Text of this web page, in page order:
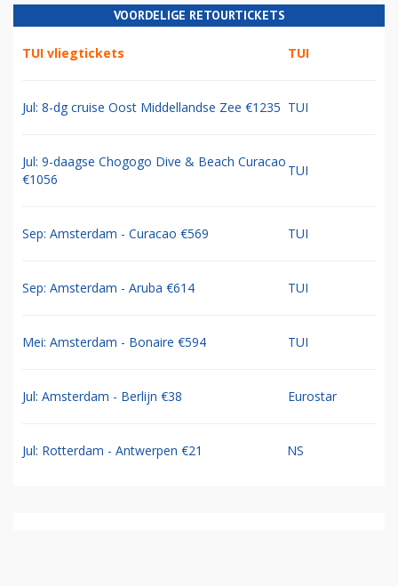
VOORDELIGE RETOURTICKETS
TUI vliegtickets TUI
Jul: 8-dg cruise Oost Middellandse Zee €1235 TUI
Jul: 9-daagse Chogogo Dive & Beach Curacao
€1056
TUI
Sep: Amsterdam - Curacao €569 TUI
Sep: Amsterdam - Aruba €614 TUI
Mei: Amsterdam - Bonaire €594 TUI
Jul: Amsterdam - Berlijn €38 Eurostar
Jul: Rotterdam - Antwerpen €21 NS